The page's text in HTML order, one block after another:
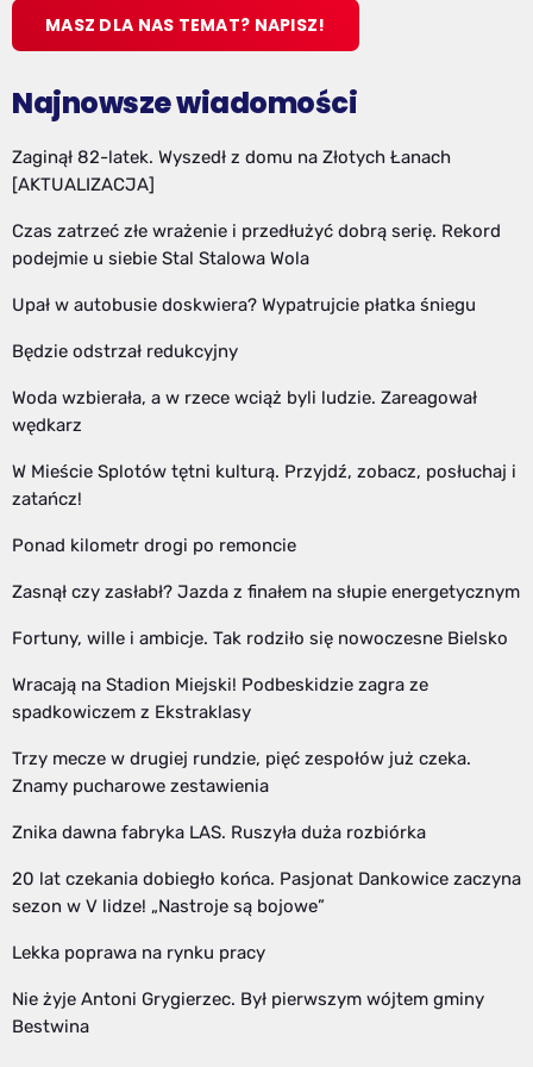
MASZ DLA NAS TEMAT? NAPISZ!
Najnowsze wiadomości
Zaginął 82-latek. Wyszedł z domu na Złotych Łanach
[AKTUALIZACJA]
Czas zatrzeć złe wrażenie i przedłużyć dobrą serię. Rekord
podejmie u siebie Stal Stalowa Wola
Upał w autobusie doskwiera? Wypatrujcie płatka śniegu
Będzie odstrzał redukcyjny
Woda wzbierała, a w rzece wciąż byli ludzie. Zareagował
wędkarz
W Mieście Splotów tętni kulturą. Przyjdź, zobacz, posłuchaj i
zatańcz!
Ponad kilometr drogi po remoncie
Zasnął czy zasłabł? Jazda z finałem na słupie energetycznym
Fortuny, wille i ambicje. Tak rodziło się nowoczesne Bielsko
Wracają na Stadion Miejski! Podbeskidzie zagra ze
spadkowiczem z Ekstraklasy
Trzy mecze w drugiej rundzie, pięć zespołów już czeka.
Znamy pucharowe zestawienia
Znika dawna fabryka LAS. Ruszyła duża rozbiórka
20 lat czekania dobiegło końca. Pasjonat Dankowice zaczyna
sezon w V lidze! „Nastroje są bojowe”
Lekka poprawa na rynku pracy
Nie żyje Antoni Grygierzec. Był pierwszym wójtem gminy
Bestwina